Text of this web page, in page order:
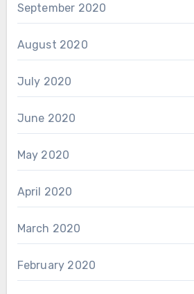
September 2020
August 2020
July 2020
June 2020
May 2020
April 2020
March 2020
February 2020